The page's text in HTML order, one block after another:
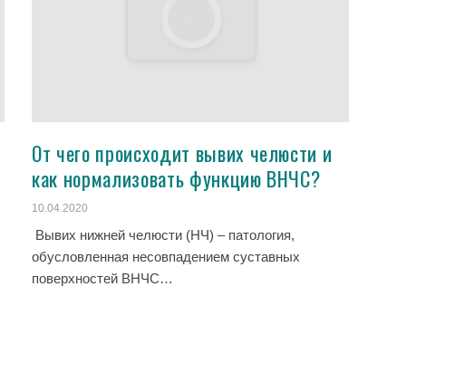
От чего происходит вывих челюсти и
как нормализовать функцию ВНЧС?
10.04.2020
Вывих нижней челюсти (НЧ) – патология,
обусловленная несовпадением суставных
поверхностей ВНЧС…